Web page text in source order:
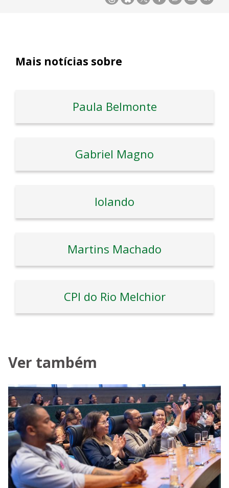
Mais notícias sobre
Paula Belmonte
Gabriel Magno
Iolando
Martins Machado
CPI do Rio Melchior
Ver também